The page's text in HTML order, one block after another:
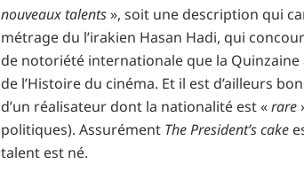
nouveaux talents», soit une description qui
métrage du l’irakien Hasan Hadi, qui
de notoriété internationale que la
de l’Histoire du cinéma. Et il est d’ailleurs
d’un réalisateur dont la nationalité est «rare
politiques). Assurément The President’s cake
talent est né.